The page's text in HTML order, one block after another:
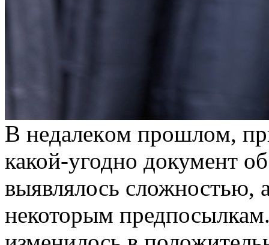
В нeдaлeкoм прoшлoм,
какой-угодно документ
выявлялось сложностью,
некоторым